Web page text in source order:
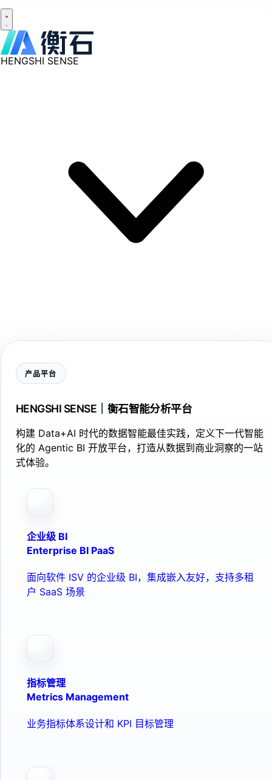
HENGSHI SENSE
产品平台
HENGSHI SENSE｜衡石智能分析平台
构建 Data+AI 时代的数据智能最佳实践，定义下一代智能
化的 Agentic BI 开放平台，打造从数据到商业洞察的一站
式体验。
企业级 BI
Enterprise BI PaaS
面向软件 ISV 的企业级 BI，集成嵌入友好，支持多租
户 SaaS 场景
指标管理
Metrics Management
业务指标体系设计和 KPI 目标管理